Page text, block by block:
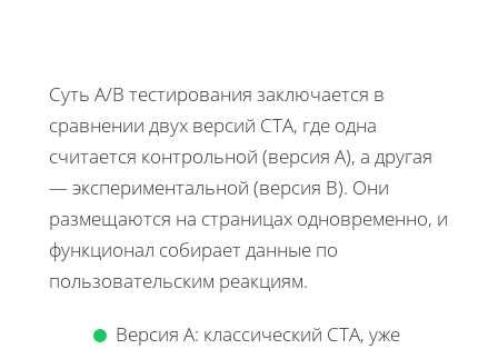
Суть A/B тестирования заключается в
сравнении двух версий CTA, где одна
считается контрольной (версия A), а другая
— экспериментальной (версия B). Они
размещаются на страницах одновременно, и
функционал собирает данные по
пользовательским реакциям.
Версия A: классический CTA, уже